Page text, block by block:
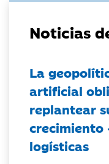
Noticias
La
artificial
replantear
crecimiento
logísticas